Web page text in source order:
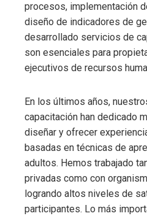
procesos, implementación
diseño de indicadores de
desarrollado servicios de
son esenciales para
ejecutivos de recursos
En los últimos años,
capacitación han dedicado
diseñar y ofrecer
basadas en técnicas de
adultos. Hemos trabajado
privadas como con
logrando altos niveles de
participantes. Lo más